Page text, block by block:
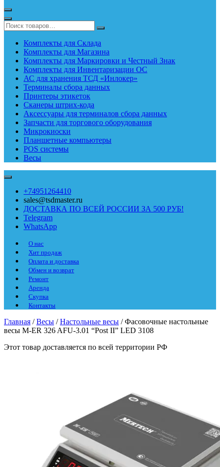
Комплекты для Склада
Комплекты для Магазина
Комплекты для Маркировки и Честный Знак
Комплекты для Инвентаризации ОС
АС для хранения ТСД «Инлокер»
Терминалы сбора данных
Принтеры этикеток
Сканеры штрих-кода
Аксессуары для терминалов сбора данных
Запчасти для торгового оборудования
Микрокиоски
Планшетные компьютеры
POS системы
Весы
+74951264410
sales@tsdmaster.ru
ДОСТАВКА ПО ВСЕЙ РОССИИ ЗА 500 РУБ!
Telegram
WhatsApp
О нас
Хит продаж
Оплата и доставка
Обмен и возврат
Ремонт
Аренда
Скупка
Контакты
Главная /Весы /Настольные весы / Фасовочные настольные
весы M-ER 326 AFU-3.01 “Post II” LED 3108
Этот товар доставляется по всей территории РФ